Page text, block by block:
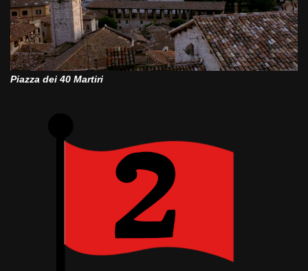
Piazza dei 40 Martiri